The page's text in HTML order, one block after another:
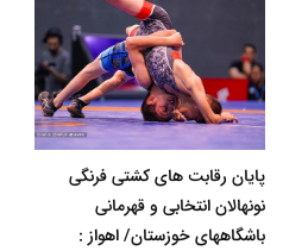
پایان رقابت های کشتی فرنگی
نونهالان انتخابی و قهرمانی
باشگاههای خوزستان/ اهواز :